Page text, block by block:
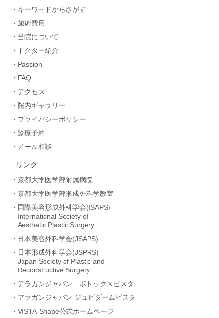
・キーワードからさがす
・施術費用
・当院について
・ドクター紹介
・Passion
・FAQ
・アクセス
・院内ギャラリー
・プライバシーポリシー
・診療予約
・メール相談
リンク
・京都大学医学部附属病院
・京都大学医学部形成外科学教室
・国際美容形成外科学会(ISAPS)
International Society of
Aesthetic Plastic Surgery
・日本美容外科学会(JSAPS)
・日本形成外科学会(JSPRS)
Japan Society of Plastic and
Reconstructive Surgery
・アラガンジャパン ボトックスビスタ
・アラガンジャパン ジュビダームビスタ
・VISTA-Shape公式ホームページ